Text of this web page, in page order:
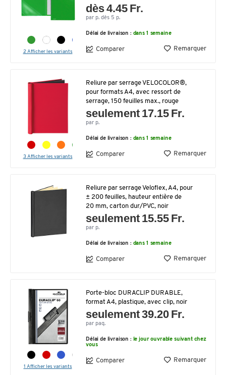
2 Afficher les variants
dès 4.45 Fr.
par p. dès 5 p.
Délai de livraison : dans 1 semaine
Comparer Remarquer
3 Afficher les variants
Reliure par serrage VELOCOLOR®,
pour formats A4, avec ressort de
serrage, 150 feuilles max., rouge
seulement 17.15 Fr.
par p.
Délai de livraison : dans 1 semaine
Comparer Remarquer
Reliure par serrage Veloflex, A4, pour
± 200 feuilles, hauteur entière de
20 mm, carton dur/PVC, noir
seulement 15.55 Fr.
par p.
Délai de livraison : dans 1 semaine
Comparer Remarquer
1 Afficher les variants
Porte-bloc DURACLIP DURABLE,
format A4, plastique, avec clip, noir
seulement 39.20 Fr.
par paq.
Délai de livraison : le jour ouvrable suivant chez
vous
Comparer Remarquer